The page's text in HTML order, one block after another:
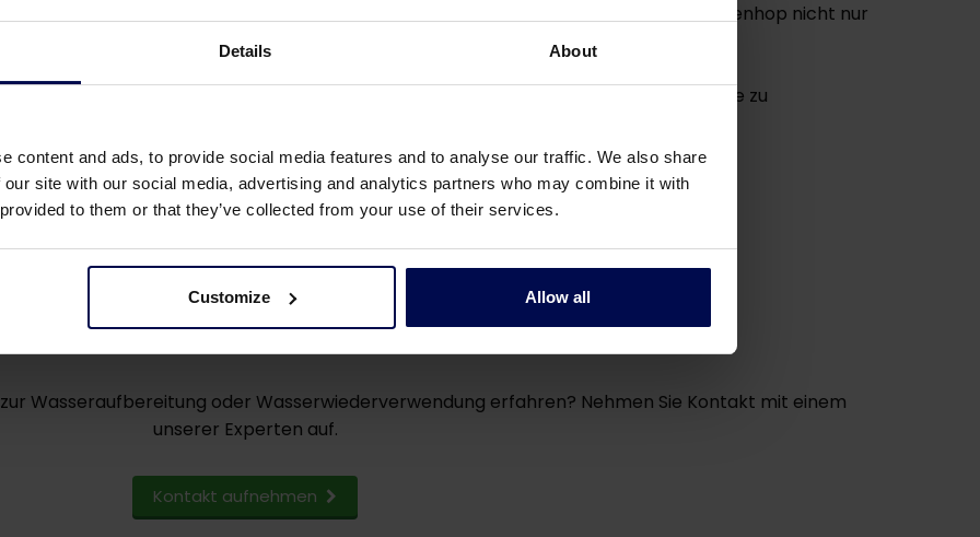
Details About
content and ads, to provide social media features and to analyse our traffic. We also share
site with our social media, advertising and analytics partners who may combine it with
to them or that they’ve collected from your use of their services.
Customize Allow all
Durch die lokale Aufbereitung und Wiederverwendung von Abwasser senkt Badenhop nicht nur
Zukunftsfähigkeit seiner Produktion.
darauf, mit unserer Technologie nachhaltige Lösungen in der Lebensmittelindustrie zu
Möchten Sie mehr wissen
Wasseraufbereitung oder Wasserwiederverwendung erfahren? Nehmen Sie Kontakt mit einem
unserer Experten auf.
Kontakt aufnehmen